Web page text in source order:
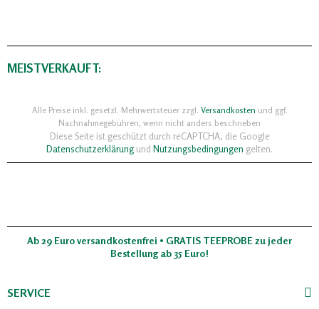
MEISTVERKAUFT:
Alle Preise inkl. gesetzl. Mehrwertsteuer zzgl. Versandkosten und ggf.
Nachnahmegebühren, wenn nicht anders beschrieben
Diese Seite ist geschützt durch reCAPTCHA, die Google
Datenschutzerklärungund Nutzungsbedingungen gelten.
Ab 29 Euro versandkostenfrei • GRATIS TEEPROBE zu jeder
Bestellung ab 35 Euro!
SERVICE